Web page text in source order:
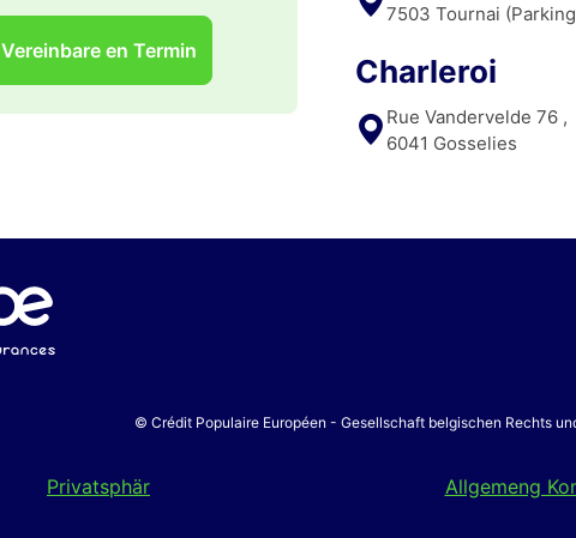
Vereinbare en Termin
7503
Charleroi
Rue Vandervelde 76 ,
6041 Gosselies
© Crédit Populaire Européen - Gesellschaft belgischen Rechts
Privatsphär Allgemeng